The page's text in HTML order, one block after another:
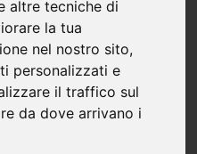
altre tecniche di
la tua
nel nostro sito,
personalizzati e
il traffico sul
da dove arrivano i
musicisti
| Libri